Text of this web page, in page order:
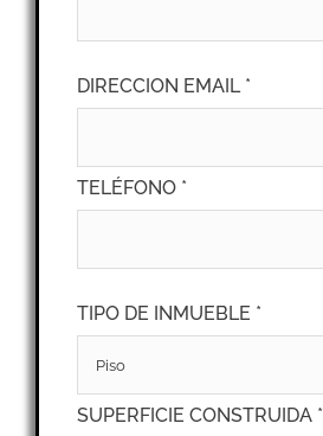
DIRECCION EMAIL *
TELÉFONO *
TIPO DE INMUEBLE *
SUPERFICIE CONSTRUIDA *